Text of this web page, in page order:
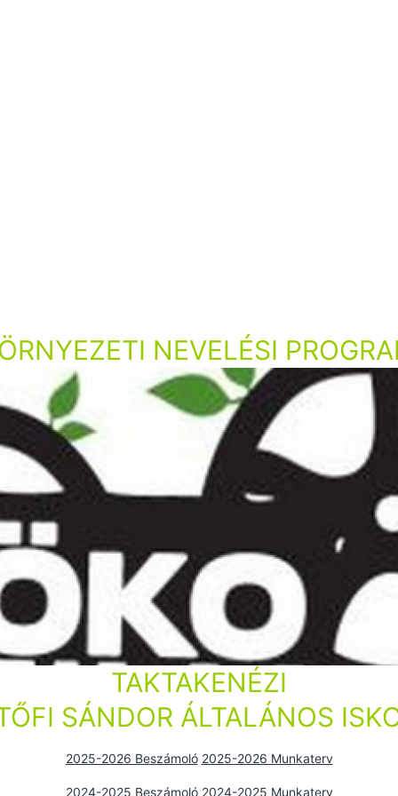
NEVELÉSI
TAKTAKENÉZI
SÁNDOR ÁLTALÁNOS
2025-2026 Beszámoló 2025-2026 Munkaterv
2024-2025 Beszámoló 2024-2025 Munkaterv